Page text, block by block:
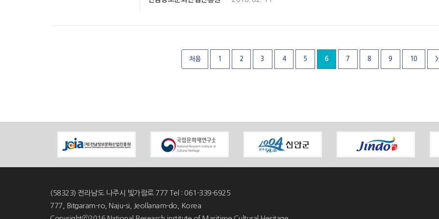
처음 1 2 3 4 5 6 7 8 9 10 >
(58323) 전라남도 나주시 빛가람로 777 Tel : 061-339-6925
777, Bitgaram-ro, Naju-si, Jeollanam-do, Korea